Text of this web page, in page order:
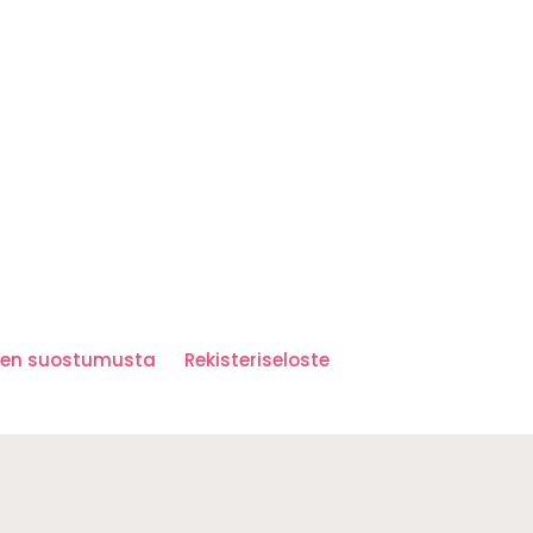
suostumusta Rekisteriseloste